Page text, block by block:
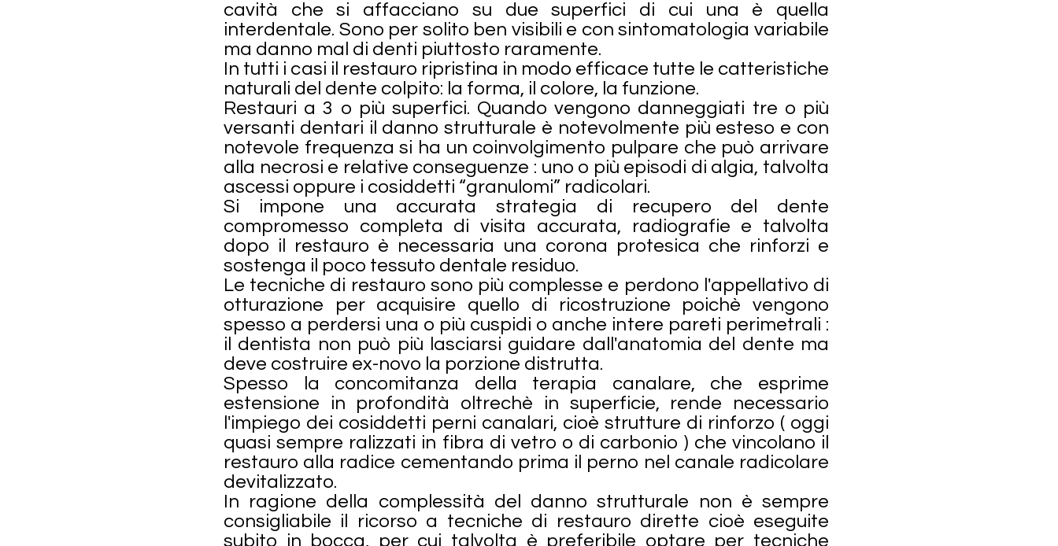
cavità che si affacciano su due superfici di cui una è quella
interdentale. Sono per solito ben visibili e con sintomatologia variabile
ma danno mal di denti piuttosto raramente.
In tutti i casi il restauro ripristina in modo efficace tutte le catteristiche
naturali del dente colpito: la forma, il colore, la funzione.
Restauri a 3 o più superfici. Quando vengono danneggiati tre o più
versanti dentari il danno strutturale è notevolmente più esteso e con
notevole frequenza si ha un coinvolgimento pulpare che può arrivare
alla necrosi e relative conseguenze : uno o più episodi di algia, talvolta
ascessi oppure i cosiddetti “granulomi” radicolari.
Si impone una accurata strategia di recupero del dente
compromesso completa di visita accurata, radiografie e talvolta
dopo il restauro è necessaria una corona protesica che rinforzi e
sostenga il poco tessuto dentale residuo.
Le tecniche di restauro sono più complesse e perdono l'appellativo di
otturazione per acquisire quello di ricostruzione poichè vengono
spesso a perdersi una o più cuspidi o anche intere pareti perimetrali :
il dentista non può più lasciarsi guidare dall'anatomia del dente ma
deve costruire ex-novo la porzione distrutta.
Spesso la concomitanza della terapia canalare, che esprime
estensione in profondità oltrechè in superficie, rende necessario
l'impiego dei cosiddetti perni canalari, cioè strutture di rinforzo ( oggi
quasi sempre ralizzati in fibra di vetro o di carbonio ) che vincolano il
restauro alla radice cementando prima il perno nel canale radicolare
devitalizzato.
In ragione della complessità del danno strutturale non è sempre
consigliabile il ricorso a tecniche di restauro dirette cioè eseguite
subito in bocca, per cui talvolta è preferibile optare per tecniche